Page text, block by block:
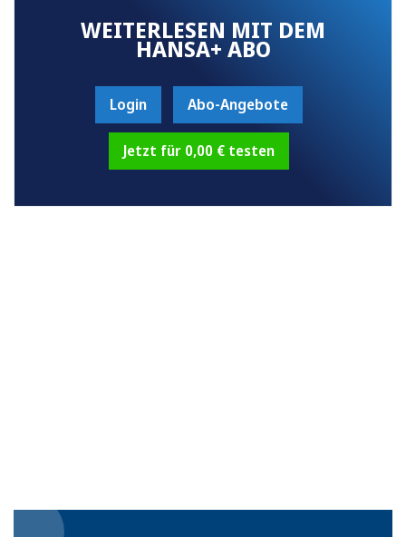
WEITERLESEN MIT DEM
HANSA+ ABO
Login Abo-Angebote
Jetzt für 0,00 € testen